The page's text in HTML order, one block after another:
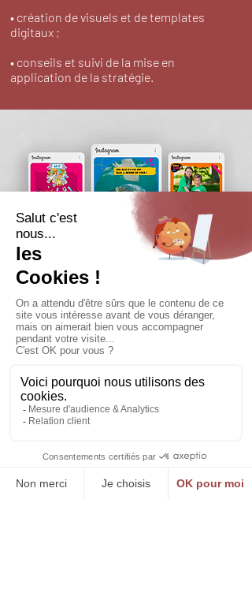
• création de visuels et de templates
digitaux ;
• conseils et suivi de la mise en
application de la stratégie.
Impact
Augmentation annuelle de 20 à
30% de la communauté
digitale.
Rayonnement digital et
médiatique.
Augmentation significative de
la mobilisation.